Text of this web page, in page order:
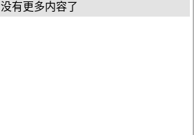
没有更多内容了